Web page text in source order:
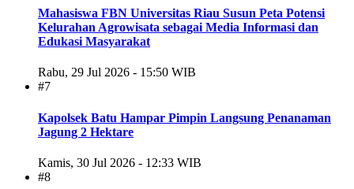
Mahasiswa FBN Universitas Riau Susun Peta Potensi
Kelurahan Agrowisata sebagai Media Informasi dan
Edukasi Masyarakat
Rabu, 29 Jul 2026 - 15:50 WIB
#7
Kapolsek Batu Hampar Pimpin Langsung Penanaman
Jagung 2 Hektare
Kamis, 30 Jul 2026 - 12:33 WIB
#8